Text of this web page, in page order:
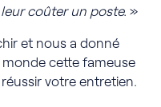
coûter un poste. »
et nous a donné
cette fameuse
votre entretien.